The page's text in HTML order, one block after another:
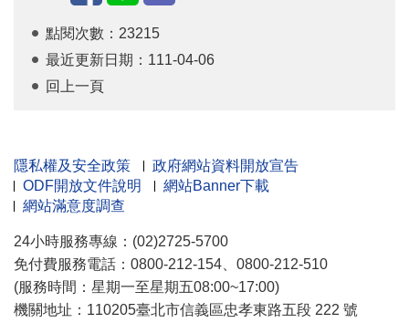
點閱次數：23215
最近更新日期：111-04-06
回上一頁
隱私權及安全政策
政府網站資料開放宣告
ODF開放文件說明
網站Banner下載
網站滿意度調查
24小時服務專線：(02)2725-5700
免付費服務電話：0800-212-154、0800-212-510
(服務時間：星期一至星期五08:00~17:00)
機關地址：110205臺北市信義區忠孝東路五段 222 號